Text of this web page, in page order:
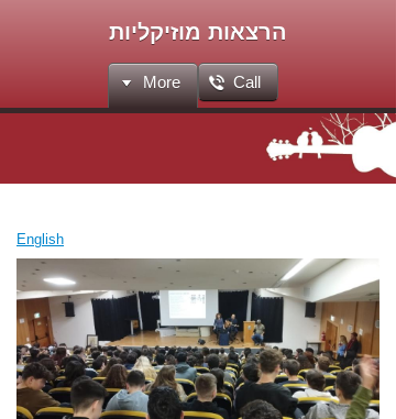
הרצאות מוזיקליות
Call
More
English